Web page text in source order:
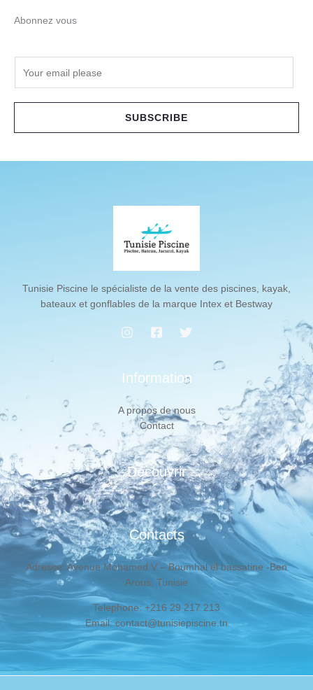
Abonnez vous
SUBSCRIBE
Tunisie Piscine le spécialiste de la vente des piscines, kayak,
bateaux et gonflables de la marque Intex et Bestway
Information
A propos de nous
Contact
Découvrir
Contacts
Adresse: Avenue Mohamed V – Boumhal el bassatine -Ben
Arous, Tunisie
Telephone: +216 29 217 213
Email: contact@tunisiepiscine.tn